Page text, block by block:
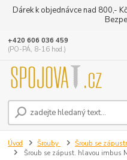
Dárek k objednávce nad 800,-
+420 606 036 459
(PO-PÁ, 8-16 hod.)
Úvod Šrouby
Šroub se
Šroub se zápust. hlavou imbus